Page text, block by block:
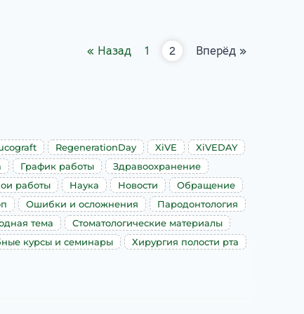
« Назад 1 2 Вперёд »
RegenerationDay XiVE
XiVEDAY
График работы
Здравоохранение
работы Наука Новости
Обращение
Ошибки и осложнения
Пародонтология
тема
Стоматологические материалы
курсы и семинары
Хирургия полости рта